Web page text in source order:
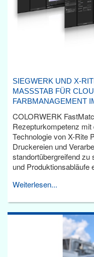
SIEGWERK UND X-
MASSSTAB FÜR
ARBMANAGEMENT
COLORWERK
Rezepturkompetenz
Technologie von X-Rite
Druckereien und
standortübergreifend
und Produktionsabläufe
Weiterlesen...